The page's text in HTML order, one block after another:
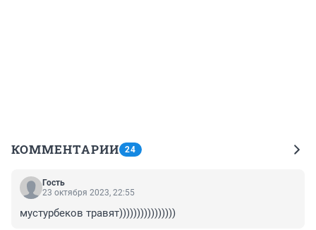
КОММЕНТАРИИ 24
Гость
23 октября 2023, 22:55
мустурбеков травят))))))))))))))))